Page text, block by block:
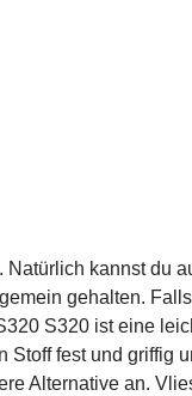
kannst du
gehalten.
S320 ist eine
fest und griffig
Alternative an.